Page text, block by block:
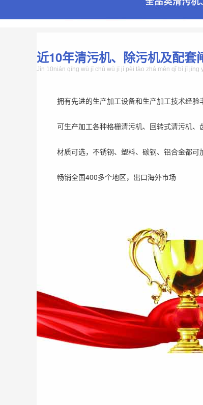
近10年清污机、除污机及配套
Jìn 10nián qīng wū jī chú wū jī jí pèi tào zhá mén qǐ bì jī jīng
拥有先进的生产加工设备和生产加工技术经
可生产加工各种格栅清污机、回转式清污机
材质可选，不锈钢、塑料、碳钢、铝合金都
畅销全国400多个地区，出口海外市场